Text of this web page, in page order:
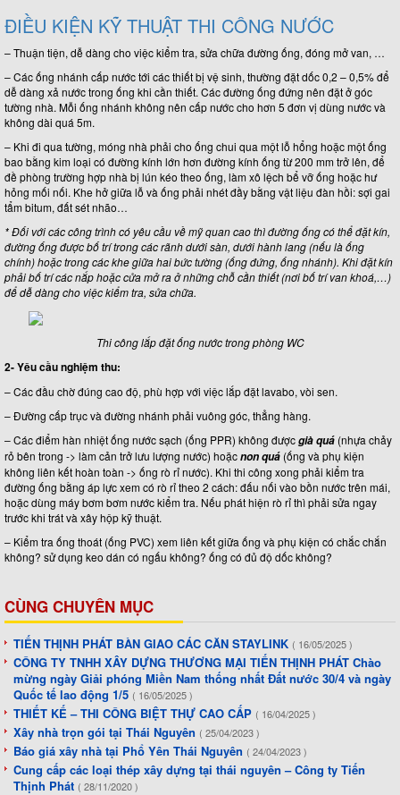
ĐIỀU KIỆN KỸ THUẬT THI CÔNG NƯỚC
– Thuận tiện, dễ dàng cho việc kiểm tra, sửa chữa đường ống, đóng mở van, …
– Các ống nhánh cấp nước tới các thiết bị vệ sinh, thường đặt dốc 0,2 – 0,5% để
dễ dàng xả nước trong ống khi cần thiết. Các đường ống đứng nên đặt ở góc
tường nhà. Mỗi ống nhánh không nên cấp nước cho hơn 5 đơn vị dùng nước và
không dài quá 5m.
– Khi đi qua tường, móng nhà phải cho ống chui qua một lỗ hổng hoặc một ống
bao bằng kim loại có đường kính lớn hơn đường kính ống từ 200 mm trở lên, để
đề phòng trường hợp nhà bị lún kéo theo ống, làm xô lệch bể vỡ ống hoặc hư
hỏng mối nối. Khe hở giữa lỗ và ống phải nhét đầy bằng vật liệu đàn hồi: sợi gai
tẩm bitum, đất sét nhão…
* Đối với các công trình có yêu cầu về mỹ quan cao thì đường ống có thể đặt kín,
đường ống được bố trí trong các rãnh dưới sàn, dưới hành lang (nếu là ống
chính) hoặc trong các khe giữa hai bức tường (ống đứng, ống nhánh). Khi đặt kín
phải bố trí các nắp hoặc cửa mở ra ở những chỗ cần thiết (nơi bố trí van khoá,…)
để dễ dàng cho việc kiểm tra, sửa chữa.
Thi công lắp đặt ống nước trong phòng WC
2- Yêu cầu nghiệm thu:
– Các đầu chờ đúng cao độ, phù hợp với việc lắp đặt lavabo, vòi sen.
– Đường cấp trục và đường nhánh phải vuông góc, thẳng hàng.
– Các điểm hàn nhiệt ống nước sạch (ống PPR) không đượcgià quá (nhựa chảy
rỏ bên trong -> làm cản trở lưu lượng nước) hoặcnon quá (ống và phụ kiện
không liên kết hoàn toàn -> ống rò rỉ nước). Khi thi công xong phải kiểm tra
đường ống bằng áp lực xem có rò rỉ theo 2 cách: đấu nối vào bồn nước trên mái,
hoặc dùng máy bơm bơm nước kiểm tra. Nếu phát hiện rò rỉ thì phải sửa ngay
trước khi trát và xây hộp kỹ thuật.
– Kiểm tra ống thoát (ống PVC) xem liên kết giữa ống và phụ kiện có chắc chắn
không? sử dụng keo dán có ngấu không? ống có đủ độ dốc không?
CÙNG CHUYÊN MỤC
TIẾN THỊNH PHÁT BÀN GIAO CÁC CĂN STAYLINK ( 16/05/2025 )
CÔNG TY TNHH XÂY DỰNG THƯƠNG MẠI TIẾN THỊNH PHÁT Chào
mừng ngày Giải phóng Miền Nam thống nhất Đất nước 30/4 và ngày
Quốc tế lao động 1/5 ( 16/05/2025 )
THIẾT KẾ – THI CÔNG BIỆT THỰ CAO CẤP ( 16/04/2025 )
Xây nhà trọn gói tại Thái Nguyên ( 25/04/2023 )
Báo giá xây nhà tại Phổ Yên Thái Nguyên ( 24/04/2023 )
Cung cấp các loại thép xây dựng tại thái nguyên – Công ty Tiến
Thịnh Phát ( 28/11/2020 )